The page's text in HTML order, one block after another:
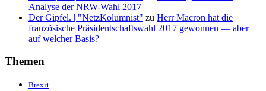
Analyse der NRW-Wahl 2017
Der Gipfel. | "NetzKolumnist" zu Herr Macron hat die
französische Präsidentschaftswahl 2017 gewonnen — aber
auf welcher Basis?
Themen
Brexit